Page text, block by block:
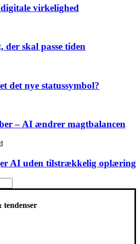
virkelighed
der skal passe tiden
det nye statussymbol?
– AI ændrer magtbalancen
AI uden tilstrækkelig oplæring